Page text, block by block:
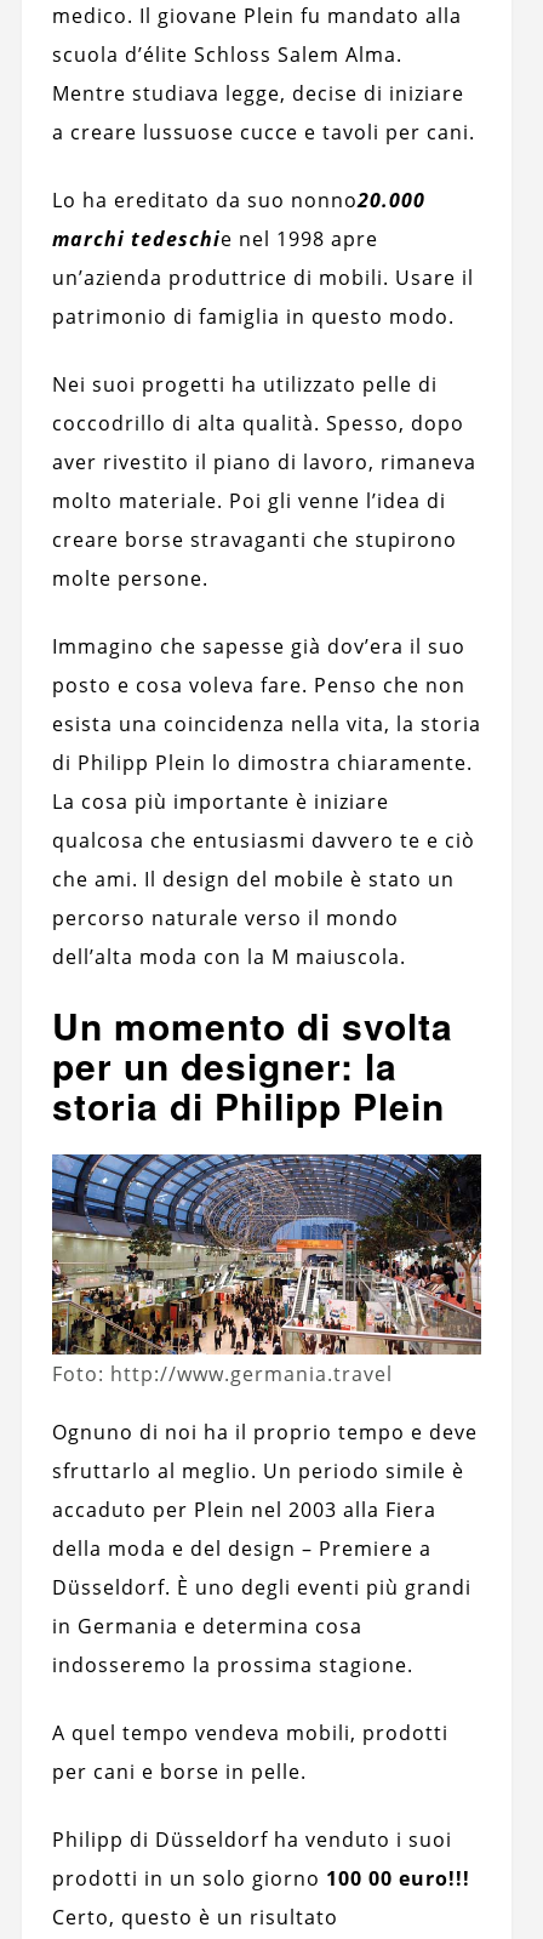
medico. Il giovane Plein fu mandato alla
scuola d’élite Schloss Salem Alma.
Mentre studiava legge, decise di iniziare
a creare lussuose cucce e tavoli per cani.
Lo ha ereditato da suo nonno20.000
marchi tedeschie nel 1998 apre
un’azienda produttrice di mobili. Usare il
patrimonio di famiglia in questo modo.
Nei suoi progetti ha utilizzato pelle di
coccodrillo di alta qualità. Spesso, dopo
aver rivestito il piano di lavoro, rimaneva
molto materiale. Poi gli venne l’idea di
creare borse stravaganti che stupirono
molte persone.
Immagino che sapesse già dov’era il suo
posto e cosa voleva fare. Penso che non
esista una coincidenza nella vita, la storia
di Philipp Plein lo dimostra chiaramente.
La cosa più importante è iniziare
qualcosa che entusiasmi davvero te e ciò
che ami. Il design del mobile è stato un
percorso naturale verso il mondo
dell’alta moda con la M maiuscola.
Un momento di svolta
per un designer: la
storia di Philipp Plein
Foto: http://www.germania.travel
Ognuno di noi ha il proprio tempo e deve
sfruttarlo al meglio. Un periodo simile è
accaduto per Plein nel 2003 alla Fiera
della moda e del design – Premiere a
Düsseldorf. È uno degli eventi più grandi
in Germania e determina cosa
indosseremo la prossima stagione.
A quel tempo vendeva mobili, prodotti
per cani e borse in pelle.
Philipp di Düsseldorf ha venduto i suoi
prodotti in un solo giorno 100 00 euro!!!
Certo, questo è un risultato